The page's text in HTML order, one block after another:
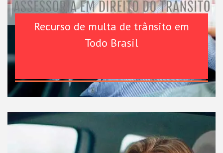
Recurso de multa de trânsito em
Todo Brasil